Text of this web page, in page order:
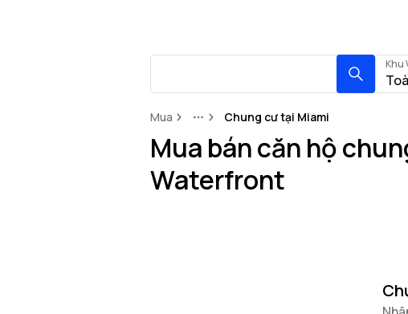
Khu
Mua MoreChung cư tại Miami
Mua bán căn hộ
Waterfront